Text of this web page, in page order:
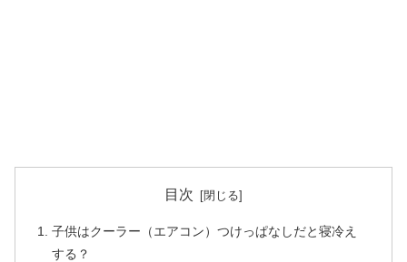
目次
子供はクーラー（エアコン）つけっぱなしだと寝冷え
する？